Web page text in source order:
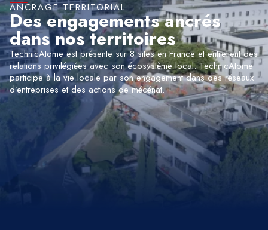
ANCRAGE TERRITORIAL
Des engagements ancrés
dans nos territoires
TechnicAtome est présente sur 8 sites en France et entretient des
relations privilégiées avec son écosystème local. TechnicAtome
participe à la vie locale par son engagement dans des réseaux
d’entreprises et des actions de mécénat.